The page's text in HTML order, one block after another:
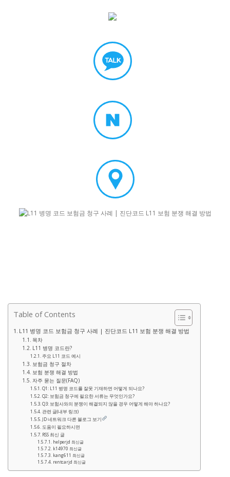
Table of Contents
L11 병명 코드 보험금 청구 사례 | 진단코드 L11 보험 분쟁 해결 방법
목차
L11 병명 코드란?
주요 L11 코드 예시
보험금 청구 절차
보험 분쟁 해결 방법
자주 묻는 질문(FAQ)
Q1: L11 병명 코드를 잘못 기재하면 어떻게 되나요?
Q2: 보험금 청구에 필요한 서류는 무엇인가요?
Q3: 보험사와의 분쟁이 해결되지 않을 경우 어떻게 해야 하나요?
관련 글(내부 링크)
JD 네트워크 다른 블로그 보기
도움이 필요하시면
RSS 최신 글
helperjd 최신글
k14970 최신글
kang611 최신글
rentcarjd 최신글